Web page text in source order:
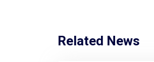
Related News